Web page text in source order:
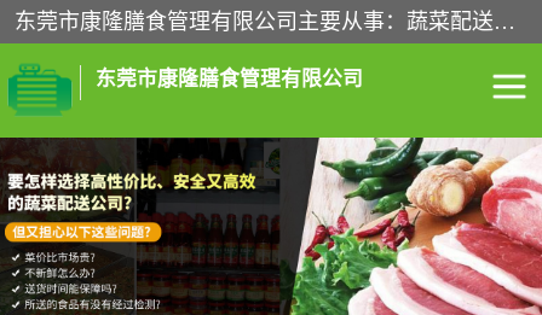
东莞市康隆膳食管理有限公司主要从事：蔬菜配送、食堂承包、企业工厂食堂承包、机关单位食堂承包、调味品配送、粮油配送、干货配送、副食配送、水果配送、海鲜配送等业务，东莞蔬菜配送电话，咨询在线客服。
东莞市康隆膳食管理有限公司
食堂承包 蔬菜配送
粮油配送 鲜肉配送